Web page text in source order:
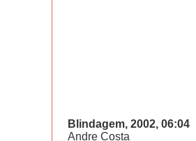
Blindagem, 2002, 06:04
Andre Costa